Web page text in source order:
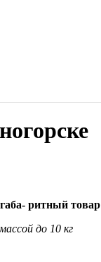
ритный товар
массой до 10 кг